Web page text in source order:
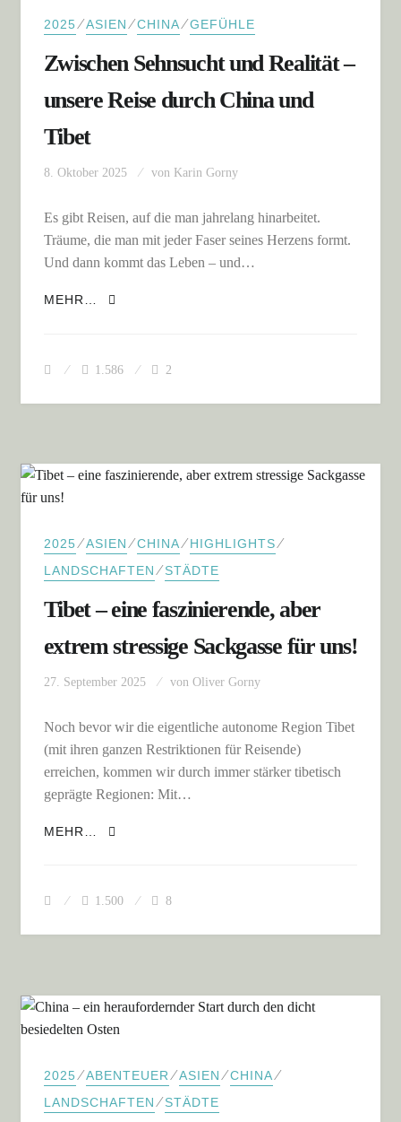
2025 ⁄ASIEN ⁄CHINA⁄GEFÜHLE
Zwischen Sehnsucht und Realität –
unsere Reise durch China und
Tibet
8. Oktober 2025 von Karin Gorny
Es gibt Reisen, auf die man jahrelang hinarbeitet.
Träume, die man mit jeder Faser seines Herzens formt.
Und dann kommt das Leben – und…
MEHR…
ZWISCHEN SEHNSUCHT UND REALITÄT –
1.586 2
2025 ⁄ASIEN ⁄CHINA⁄HIGHLIGHTS⁄
LANDSCHAFTEN ⁄STÄDTE
Tibet – eine faszinierende, aber
extrem stressige Sackgasse für uns!
27. September 2025 von Oliver Gorny
Noch bevor wir die eigentliche autonome Region Tibet
(mit ihren ganzen Restriktionen für Reisende)
erreichen, kommen wir durch immer stärker tibetisch
geprägte Regionen: Mit…
MEHR…
TIBET – EINE FASZINIERENDE, ABER
1.500 8
2025 ⁄ABENTEUER ⁄ASIEN ⁄CHINA⁄
LANDSCHAFTEN ⁄STÄDTE